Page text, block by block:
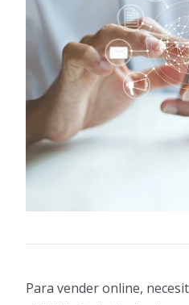
Para vender online,